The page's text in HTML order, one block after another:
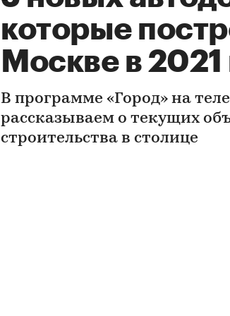
которые
Москве в
В программе «Город» на
рассказываем о текущих
строительства в столице